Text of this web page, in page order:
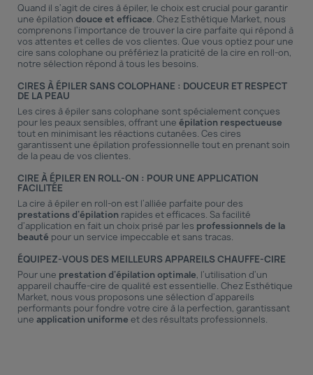
Quand il s'agit de cires à épiler, le choix est crucial pour garantir
une épilation douce et efficace. Chez Esthétique Market, nous
comprenons l'importance de trouver la cire parfaite qui répond à
vos attentes et celles de vos clientes. Que vous optiez pour une
cire sans colophane ou préfériez la praticité de lacire en roll-on,
notre sélection répond à tous les besoins.
CIRES À ÉPILER SANS COLOPHANE : DOUCEUR ET RESPECT
DE LA PEAU
Les cires à épiler sans colophane sont spécialement conçues
pour les peaux sensibles, offrant une épilation respectueuse
tout en minimisant les réactions cutanées. Ces cires
garantissent une épilation professionnelle tout en prenant soin
de la peau de vos clientes.
CIRE À ÉPILER EN ROLL-ON : POUR UNE APPLICATION
FACILITÉE
Lacire à épiler en roll-on est l'alliée parfaite pour des
prestations d'épilation rapides et efficaces. Sa facilité
d'application en fait un choix prisé par les professionnels de la
beauté pour un service impeccable et sans tracas.
ÉQUIPEZ-VOUS DES MEILLEURS APPAREILS CHAUFFE-CIRE
Pour une prestation d'épilation optimale, l'utilisation d'un
appareil chauffe-cire de qualité est essentielle. Chez Esthétique
Market, nous vous proposons une sélection d'appareils
performants pour fondre votre cire à la perfection, garantissant
une application uniforme et des résultats professionnels.